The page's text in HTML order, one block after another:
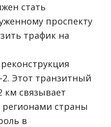
стать
проспекту
трафик на
Этот транзитный
км связывает
страны
в